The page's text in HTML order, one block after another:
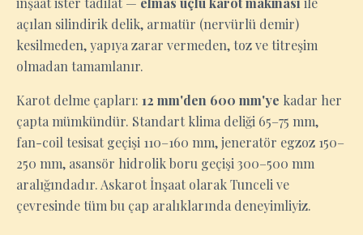
açılan silindirik delik, armatür (nervürlü demir)
kesilmeden, yapıya zarar vermeden, toz ve titreşim
olmadan tamamlanır.
Karot delme çapları: 12 mm'den 600 mm'ye kadar her
çapta mümkündür. Standart klima deliği 65–75 mm,
fan-coil tesisat geçişi 110–160 mm, jeneratör egzoz 150–
250 mm, asansör hidrolik boru geçişi 300–500 mm
aralığındadır. Askarot İnşaat olarak Tunceli ve
çevresinde tüm bu çap aralıklarında deneyimliyiz.